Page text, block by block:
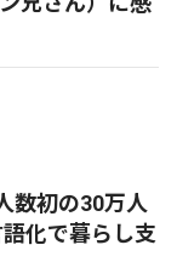
数初の30万人
化で暮らし支